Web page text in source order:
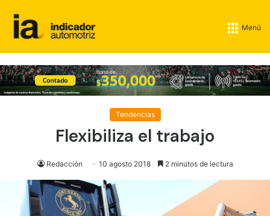
Menú
Tendencias
Flexibiliza el trabajo
Redacción 10 agosto 2018 2 minutos de lectura